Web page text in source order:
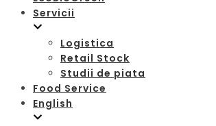
Servicii
Logistica
Retail Stock
Studii de piata
Food Service
English